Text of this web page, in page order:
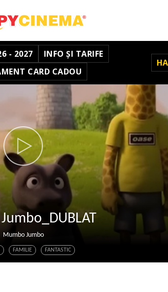
- 2027
INFO ȘI TARIFE
CARD CADOU
Mumbo Jumbo
FAMILIE FANTASTIC